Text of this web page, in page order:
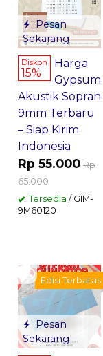
Pesan
Sekarang
Diskon
15%
Harga
Gypsum
Akustik Sopran
9mm Terbaru
– Siap Kirim
Indonesia
Rp 55.000 Rp
65.000
Tersedia / GIM-
9M60120
Pesan
Sekarang
Edisi Terbatas